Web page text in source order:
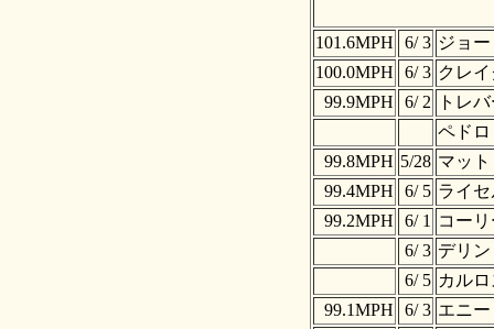
101.6MPH 6/ 3 ジョ
100.0MPH
6/ 3 クレ
99.9MPH
6/ 2
トレ
ペド
99.8MPH 5/28 マッ
99.4MPH
6/ 5 ライ
99.2MPH
6/ 1
コー
6/ 3 デリ
6/ 5 カル
99.1MPH
6/ 3 エニ